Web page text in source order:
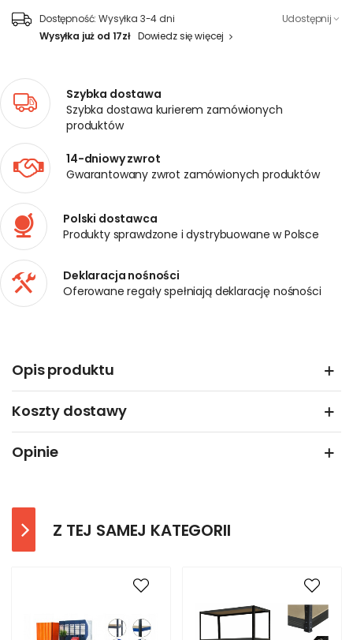
Dostępność: Wysyłka 3-4 dni
Wysyłka już od 17zł Dowiedz się więcej
Udostępnij
Szybka dostawa
Szybka dostawa kurierem zamówionych
produktów
14-dniowy zwrot
Gwarantowany zwrot zamówionych produktów
Polski dostawca
Produkty sprawdzone i dystrybuowane w Polsce
Deklaracja nośności
Oferowane regały spełniają deklarację nośności
Opis produktu
Koszty dostawy
Opinie
Z TEJ SAMEJ KATEGORII